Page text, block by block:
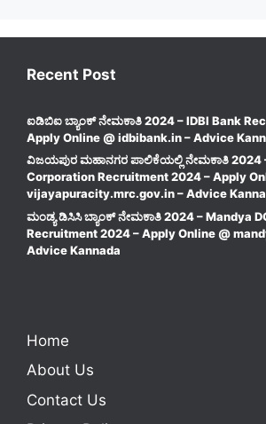
Recent Post
ಐಡಿಬಿಐ ಬ್ಯಾಂಕ್ ನೇಮಕಾತಿ 2024 – IDBI Bank
Apply Online @ idbibank.in – Advice
ವಿಜಯಪುರ ಮಹಾನಗರ ಪಾಲಿಕೆಯಲ್ಲಿ ನೇಮಕಾತಿ 2024
Corporation Recruitment 2024 – Apply
vijayapuracity.mrc.gov.in – Advice
ಮಂಡ್ಯ ಡಿಸಿಸಿ ಬ್ಯಾಂಕ್ ನೇಮಕಾತಿ 2024 – Mandya
Recruitment 2024 – Apply Online @
Advice Kannada
Home
About Us
Contact Us